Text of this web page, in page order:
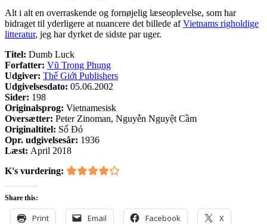
Alt i alt en overraskende og fornøjelig læseoplevelse, som har
bidraget til yderligere at nuancere det billede afVietnams righoldige
litteratur, jeg har dyrket de sidste par uger.
Titel: Dumb Luck
Forfatter: Vũ Trọng Phụng
Udgiver: Thế Giới Publishers
Udgivelsesdato: 05.06.2002
Sider: 198
Originalsprog: Vietnamesisk
Oversætter: Peter Zinoman, Nguyễn Nguyệt Cầm
Originaltitel: Số Đỏ
Opr. udgivelsesår: 1936
Læst: April 2018
K's vurdering:
Share this:
Print Email Facebook X